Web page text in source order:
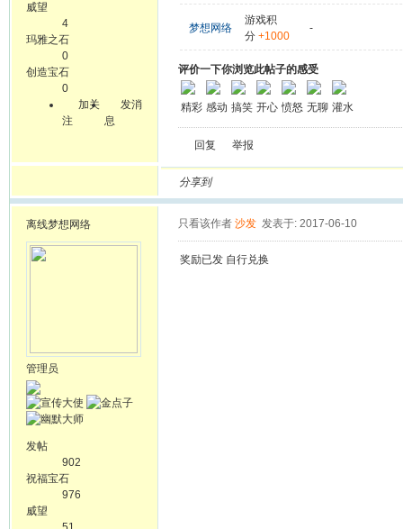
威望
4
玛雅之石
0
创造宝石
0
加关
注
发消
息
梦想网络
游戏积
分 +1000
-
评价一下你浏览此帖子的感受
精彩 感动 搞笑 开心 愤怒 无聊 灌水
回复 举报
分享到
离线梦想网络
管理员
发帖
902
祝福宝石
976
威望
只看该作者 沙发 发表于: 2017-06-10
奖励已发 自行兑换